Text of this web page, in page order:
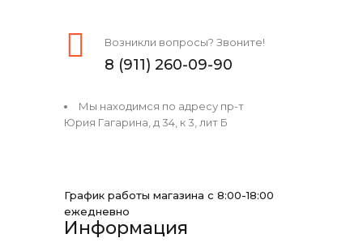
Возникли вопросы? Звоните!
8 (911) 260-09-90
Мы находимся по адресу пр-т
Юрия Гагарина, д 34, к 3, лит Б
График работы магазина с 8:00-18:00
ежедневно
Информация